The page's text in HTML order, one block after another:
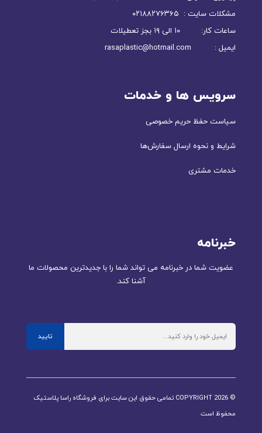
مشکلات سایت : ۰۲۱۸۸۲۷۶۳۶۵
ساعات کار: ۱۰ الی ۱۹ بجز تعطیلات
ایمیل : rasaplastic@hotmail.com
سرویس ها و خدمات
سیاست حفظ حریم خصوصی
شرایط و نحوه ارسال سفارش‌ها
خدمات مشتری
خبرنامه
عضویت شما در خبرنامه می تواند شما را با جدیدترین محصولات ما
آشنا کند.
تایید
© COPYRIGHT 2026 تمامی حقوق این سایت برای فروشگاه راسا پلاستیک
محفوظ است